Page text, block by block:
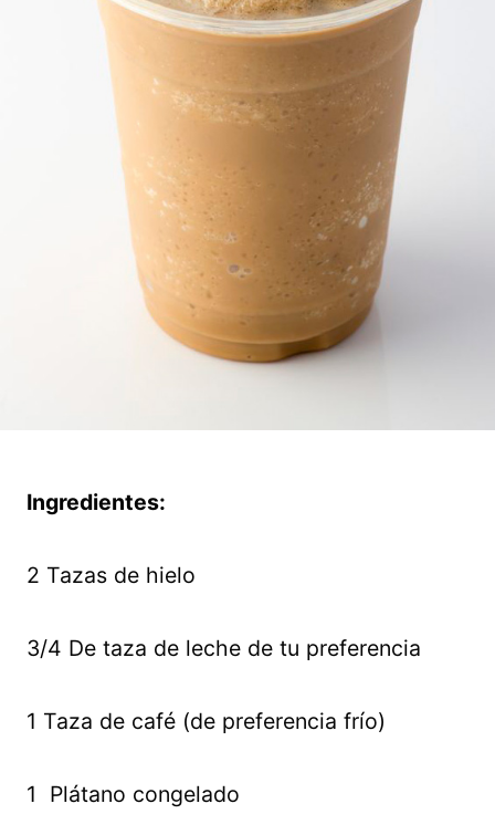
Ingredientes:
2 Tazas de hielo
3/4 De taza de leche de tu preferencia
1 Taza de café (de preferencia frío)
1 Plátano congelado